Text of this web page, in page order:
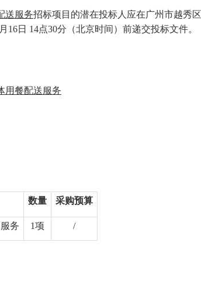
送服务招标项目的潜在投标人应在广州市越秀
16日 14点30分（北京时间）前递交投标文件。
用餐配送服务
数量 采购预算
务 1项 /